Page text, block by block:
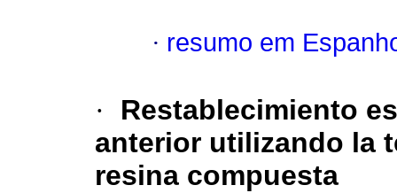
· resumo em
·
Restablecimiento
anterior utilizando la
resina compuesta